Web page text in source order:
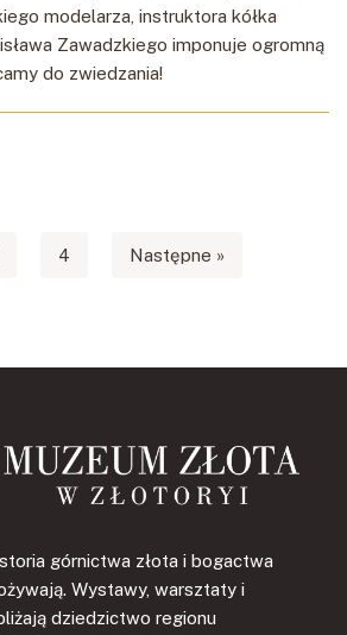
modelarza, instruktora kółka
Zawadzkiego imponuje ogromną
do zwiedzania!
4 Następne »
górnictwa złota i bogactwa
Wystawy, warsztaty i
dziedzictwo regionu